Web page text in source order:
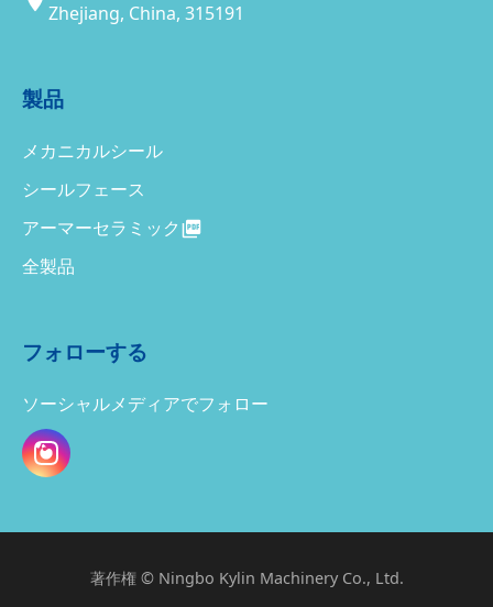
Zhejiang, China, 315191
製品
メカニカルシール
シールフェース
アーマーセラミック
全製品
フォローする
ソーシャルメディアでフォロー
著作権 © Ningbo Kylin Machinery Co., Ltd.